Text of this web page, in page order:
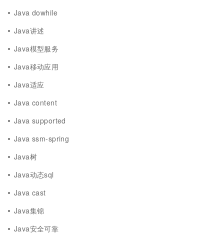
Java dowhile
Java讲述
Java模型服务
Java移动应用
Java适应
Java content
Java supported
Java ssm-spring
Java树
Java动态sql
Java cast
Java集锦
Java安全可靠